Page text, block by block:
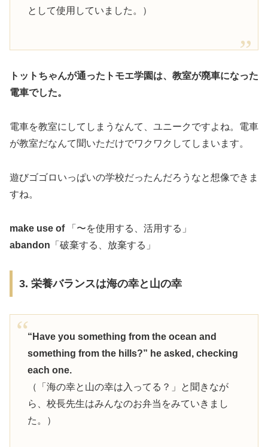
として使用していました。）
トットちゃんが通ったトモエ学園は、教室が廃車になった
電車でした。
電車を教室にしてしまうなんて、ユニークですよね。電車
が教室だなんて聞いただけでワクワクしてしまいます。
遊びゴゴロいっぱいの学校だったんだろうなと想像できま
すね。
make use of「〜を使用する、活用する」
abandon 「破棄する、放棄する」
3. 栄養バランスは海の幸と山の幸
“Have you something from the ocean and
something from the hills?” he asked, checking
each one.
（「海の幸と山の幸は入ってる？」と聞きなが
ら、校長先生はみんなのお弁当をみていきまし
た。）